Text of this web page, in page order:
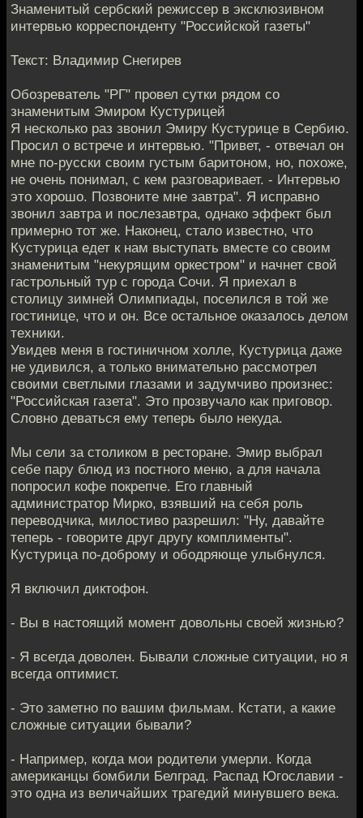
Знаменитый сербский режиссер в эксклюзивном
интервью корреспонденту "Российской газеты"
Текст: Владимир Снегирев
Обозреватель "РГ" провел сутки рядом со
знаменитым Эмиром Кустурицей
Я несколько раз звонил Эмиру Кустурице в Сербию.
Просил о встрече и интервью. "Привет, - отвечал он
мне по-русски своим густым баритоном, но, похоже,
не очень понимал, с кем разговаривает. - Интервью
это хорошо. Позвоните мне завтра". Я исправно
звонил завтра и послезавтра, однако эффект был
примерно тот же. Наконец, стало известно, что
Кустурица едет к нам выступать вместе со своим
знаменитым "некурящим оркестром" и начнет свой
гастрольный тур с города Сочи. Я приехал в
столицу зимней Олимпиады, поселился в той же
гостинице, что и он. Все остальное оказалось делом
техники.
Увидев меня в гостиничном холле, Кустурица даже
не удивился, а только внимательно рассмотрел
своими светлыми глазами и задумчиво произнес:
"Российская газета". Это прозвучало как приговор.
Словно деваться ему теперь было некуда.
Мы сели за столиком в ресторане. Эмир выбрал
себе пару блюд из постного меню, а для начала
попросил кофе покрепче. Его главный
администратор Мирко, взявший на себя роль
переводчика, милостиво разрешил: "Ну, давайте
теперь - говорите друг другу комплименты".
Кустурица по-доброму и ободряюще улыбнулся.
Я включил диктофон.
- Вы в настоящий момент довольны своей жизнью?
- Я всегда доволен. Бывали сложные ситуации, но я
всегда оптимист.
- Это заметно по вашим фильмам. Кстати, а какие
сложные ситуации бывали?
- Например, когда мои родители умерли. Когда
американцы бомбили Белград. Распад Югославии -
это одна из величайших трагедий минувшего века.